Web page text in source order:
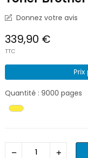
Donnez votre avis
339,90 €
TTC
Quantité : 9000 pages